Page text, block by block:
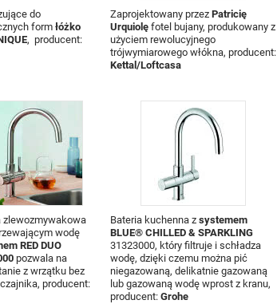
do
formłóżko
, producent:
Zaprojektowany przez Patricię
Urquiolę fotel bujany, produkowany z
użyciem rewolucyjnego
trójwymiarowego włókna, producent:
Kettal/Loftcasa
zlewozmywakowa
wodę
RED DUO
pozwala na
z wrzątku bez
producent:
Bateria kuchenna z systemem
BLUE® CHILLED & SPARKLING
31323000, który filtruje i schładza
wodę, dzięki czemu można pić
niegazowaną, delikatnie gazowaną
lub gazowaną wodę wprost z kranu,
producent: Grohe